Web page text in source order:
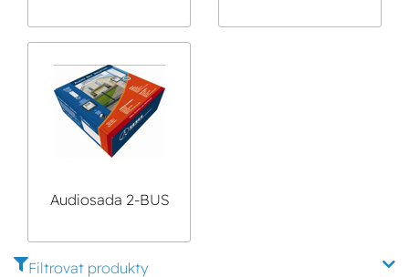
BUS KARAT
Audiosada 2-BUS
Filtrovat produkty